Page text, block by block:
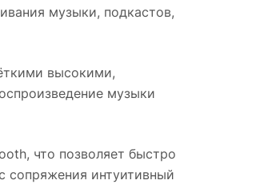
музыки, подкастов,
высокими,
музыки
что позволяет быстро
сопряжения интуитивный